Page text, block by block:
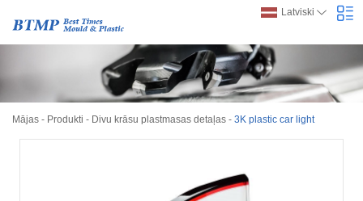
Latviski
Mājas - Produkti - Divu krāsu plastmasas detaļas - 3K plastic car light